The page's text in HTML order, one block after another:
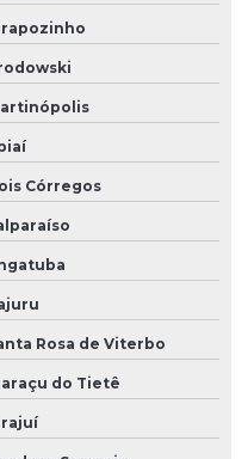
Córregos
Rosa de Viterbo
do Tietê